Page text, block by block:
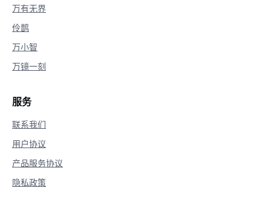
万有无界
伶鹊
万小智
万镜一刻
服务
联系我们
用户协议
产品服务协议
隐私政策